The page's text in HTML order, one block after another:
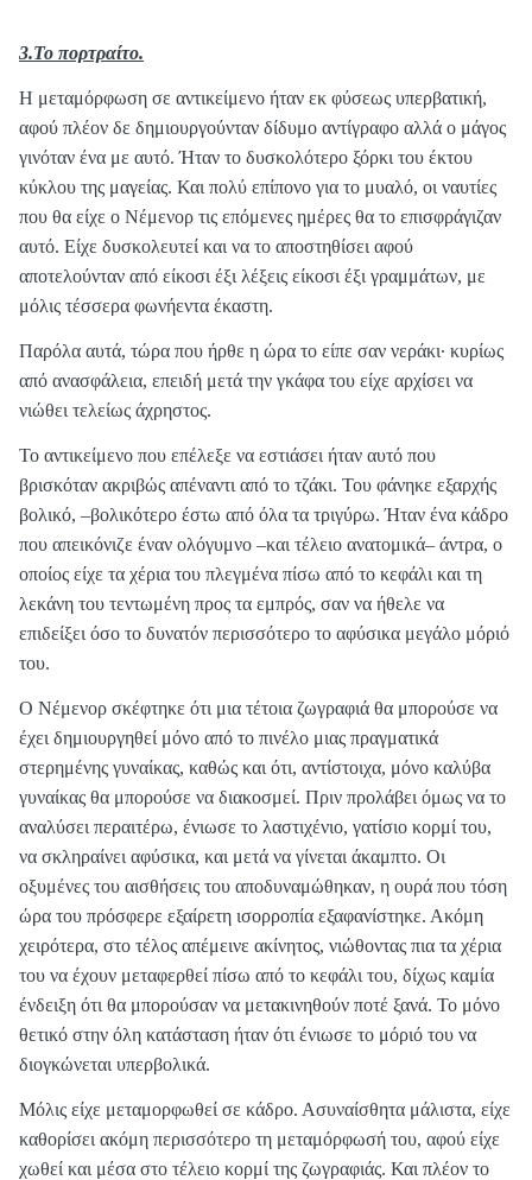
3.Το πορτραίτο.
Η μεταμόρφωση σε αντικείμενο ήταν εκ φύσεως υπερβατική,
αφού πλέον δε δημιουργούνταν δίδυμο αντίγραφο αλλά ο μάγος
γινόταν ένα με αυτό. Ήταν το δυσκολότερο ξόρκι του έκτου
κύκλου της μαγείας. Και πολύ επίπονο για το μυαλό, οι ναυτίες
που θα είχε ο Νέμενορ τις επόμενες ημέρες θα το επισφράγιζαν
αυτό. Είχε δυσκολευτεί και να το αποστηθίσει αφού
αποτελούνταν από είκοσι έξι λέξεις είκοσι έξι γραμμάτων, με
μόλις τέσσερα φωνήεντα έκαστη.
Παρόλα αυτά, τώρα που ήρθε η ώρα το είπε σαν νεράκι· κυρίως
από ανασφάλεια, επειδή μετά την γκάφα του είχε αρχίσει να
νιώθει τελείως άχρηστος.
Το αντικείμενο που επέλεξε να εστιάσει ήταν αυτό που
βρισκόταν ακριβώς απέναντι από το τζάκι. Του φάνηκε εξαρχής
βολικό, –βολικότερο έστω από όλα τα τριγύρω. Ήταν ένα κάδρο
που απεικόνιζε έναν ολόγυμνο –και τέλειο ανατομικά– άντρα, ο
οποίος είχε τα χέρια του πλεγμένα πίσω από το κεφάλι και τη
λεκάνη του τεντωμένη προς τα εμπρός, σαν να ήθελε να
επιδείξει όσο το δυνατόν περισσότερο το αφύσικα μεγάλο μόριό
του.
Ο Νέμενορ σκέφτηκε ότι μια τέτοια ζωγραφιά θα μπορούσε να
έχει δημιουργηθεί μόνο από το πινέλο μιας πραγματικά
στερημένης γυναίκας, καθώς και ότι, αντίστοιχα, μόνο καλύβα
γυναίκας θα μπορούσε να διακοσμεί. Πριν προλάβει όμως να το
αναλύσει περαιτέρω, ένιωσε το λαστιχένιο, γατίσιο κορμί του,
να σκληραίνει αφύσικα, και μετά να γίνεται άκαμπτο. Οι
οξυμένες του αισθήσεις του αποδυναμώθηκαν, η ουρά που τόση
ώρα του πρόσφερε εξαίρετη ισορροπία εξαφανίστηκε. Ακόμη
χειρότερα, στο τέλος απέμεινε ακίνητος, νιώθοντας πια τα χέρια
του να έχουν μεταφερθεί πίσω από το κεφάλι του, δίχως καμία
ένδειξη ότι θα μπορούσαν να μετακινηθούν ποτέ ξανά. Το μόνο
θετικό στην όλη κατάσταση ήταν ότι ένιωσε το μόριό του να
διογκώνεται υπερβολικά.
Μόλις είχε μεταμορφωθεί σε κάδρο. Ασυναίσθητα μάλιστα, είχε
καθορίσει ακόμη περισσότερο τη μεταμόρφωσή του, αφού είχε
χωθεί και μέσα στο τέλειο κορμί της ζωγραφιάς. Και πλέον το